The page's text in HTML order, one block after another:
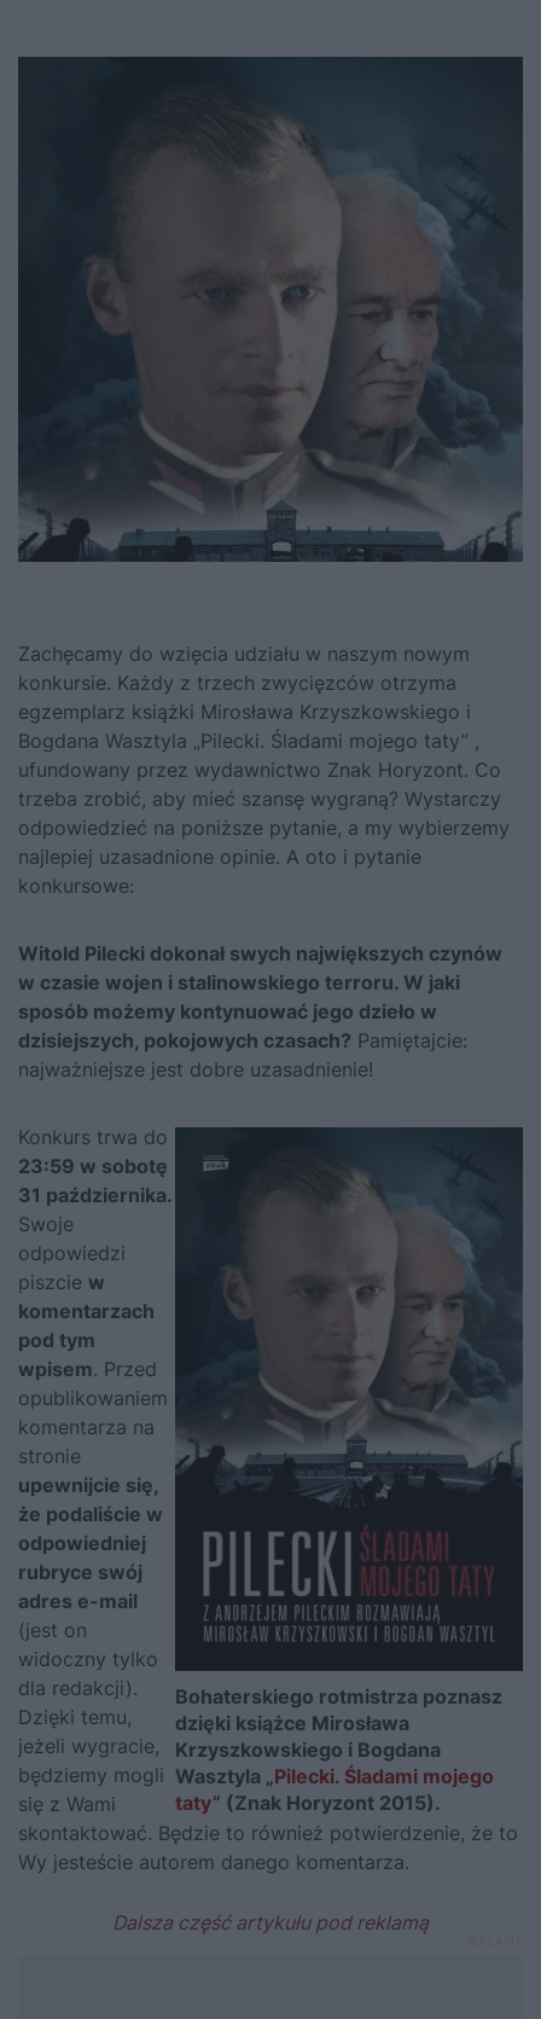
Zachęcamy do wzięcia udziału w naszym nowym
konkursie. Każdy z trzech zwycięzców otrzyma
egzemplarz książki Mirosława Krzyszkowskiego i
Bogdana Wasztyla „Pilecki. Śladami mojego taty” ,
ufundowany przez wydawnictwo Znak Horyzont. Co
trzeba zrobić, aby mieć szansę wygraną? Wystarczy
odpowiedzieć na poniższe pytanie, a my wybierzemy
najlepiej uzasadnione opinie. A oto i pytanie
konkursowe:
Witold Pilecki dokonał swych największych czynów
w czasie wojen i stalinowskiego terroru. W jaki
sposób możemy kontynuować jego dzieło w
dzisiejszych, pokojowych czasach? Pamiętajcie:
najważniejsze jest dobre uzasadnienie!
Bohaterskiego rotmistrza poznasz
dzięki książce Mirosława
Krzyszkowskiego i Bogdana
Wasztyla „Pilecki. Śladami mojego
taty” (Znak Horyzont 2015).
Konkurs trwa do
23:59 w sobotę
31 października.
Swoje
odpowiedzi
piszcie w
komentarzach
pod tym
wpisem. Przed
opublikowaniem
komentarza na
stronie
upewnijcie się,
że podaliście w
odpowiedniej
rubryce swój
adres e-mail
(jest on
widoczny tylko
dla redakcji).
Dzięki temu,
jeżeli wygracie,
będziemy mogli
się z Wami
skontaktować. Będzie to również potwierdzenie, że to
Wy jesteście autorem danego komentarza.